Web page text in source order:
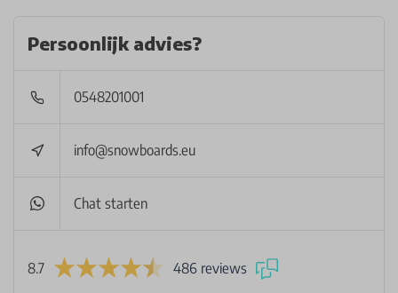
Persoonlijk advies?
0548201001
info@snowboards.eu
Chat starten
8.7 486 reviews